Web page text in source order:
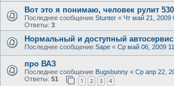
Вот это я понимаю, человек рулит
Последнее сообщение Stunter « Чт май 21, 2009
Ответы: 3
Нормальный и доступный
Последнее сообщение Sape « Ср май 06, 2009
про ВАЗ
Последнее сообщение Bugsbunny « Ср апр 22,
Ответы: 51 1 2 3 4